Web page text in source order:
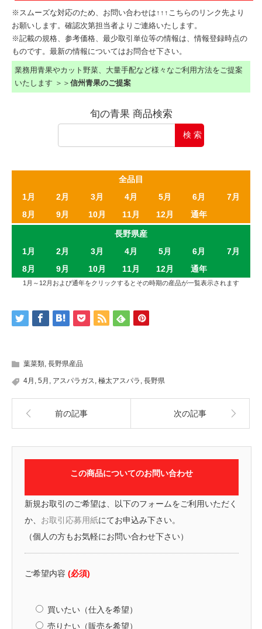
※スムーズな対応のため、お問い合わせは↑↑↑こちらのリンク先より
お願いします。確認次第担当者よりご連絡いたします。
※記載の規格、参考価格、最少取引単位等の情報は、情報登録時点の
ものです。最新の情報についてはお問合せ下さい。
業務用青果やカット野菜、大量手配など様々なご利用方法をご提案
いたします ＞＞ 信州青果のご提案
旬の青果 商品検索
全品目
1月
2月 3月 4月 5月 6月
7月
8月
9月 10月 11月 12月 通年
長野県産
1月
2月 3月 4月 5月 6月
7月
8月
9月 10月 11月 12月 通年
1月～12月および通年をクリックするとその時期の産品が一覧表示されます
葉菜類, 長野県産品
4月 , 5月 , アスパラガス, 極太アスパラ , 長野県
前の記事 次の記事
この商品についてのお問い合わせ
新規お取引のご希望は、以下のフォームをご利用いただく
か、 お取引応募用紙にてお申込み下さい。
（個人の方もお気軽にお問い合わせ下さい）
ご希望内容 (必須)
買いたい（仕入を希望）
売りたい（販売を希望）